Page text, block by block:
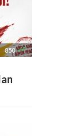
850 